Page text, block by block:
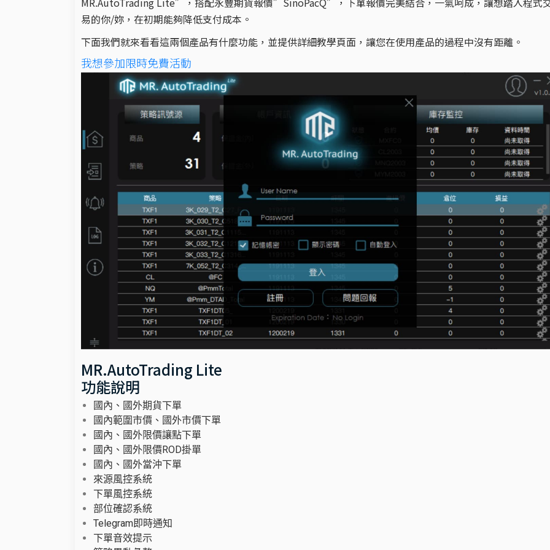
易的你/妳，在初期能夠降低支付成本。
下面我們就來看看這兩個產品有什麼功能，並提供詳細教學頁面，讓您在使用產品的過程中沒有距離。
我想參加限時免費活動
MR.AutoTrading Lite
功能說明
國內、國外期貨下單
國內範圍市價、國外市價下單
國內、國外限價讓點下單
國內、國外限價ROD掛單
國內、國外當沖下單
來源風控系統
下單風控系統
部位確認系統
Telegram即時通知
下單音效提示